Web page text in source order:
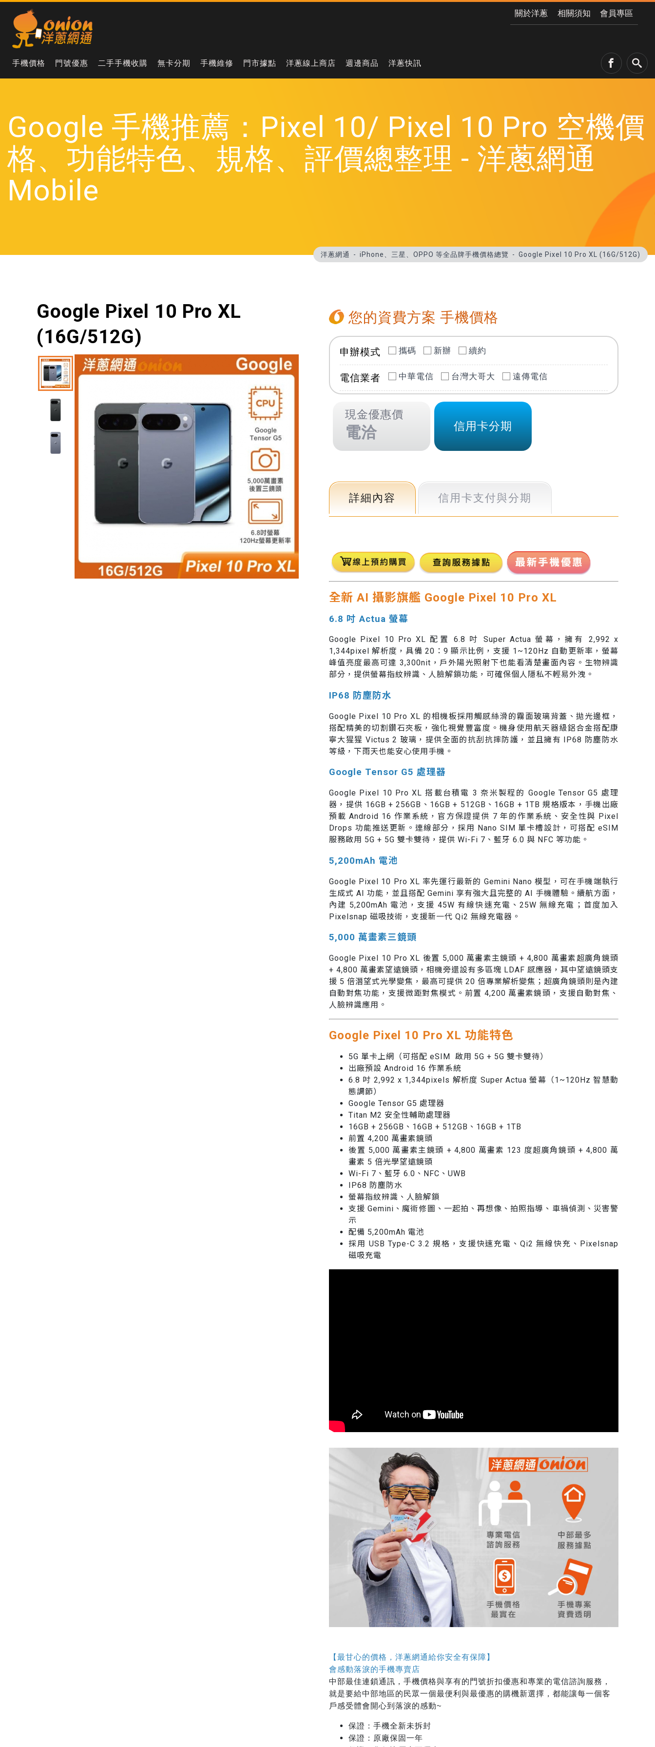
關於洋蔥 相關須知 會員專區
手機價格 門號優惠 二手手機收購 無卡分期 手機維修 門市據點 洋蔥線上商店 週邊商品 洋蔥快訊
Google 手機推薦：Pixel 10/ Pixel 10 Pro 空機價
格、功能特色、規格、評價總整理 - 洋蔥網通
Mobile
洋蔥網通 iPhone、三星、OPPO 等全品牌手機價格總覽 Google Pixel 10 Pro XL (16G/512G)
Google Pixel 10 Pro XL
(16G/512G)
您的資費方案 手機價格
申辦模式 攜碼 新辦 續約
電信業者 中華電信 台灣大哥大 遠傳電信
現金優惠價
電洽 信用卡分期
詳細內容 信用卡支付與分期
全新 AI 攝影旗艦 Google Pixel 10 Pro XL
6.8 吋 Actua 螢幕
Google Pixel 10 Pro XL 配置 6.8 吋 Super Actua 螢幕，擁有 2,992 x
1,344pixel 解析度，具備 20：9 顯示比例，支援 1~120Hz 自動更新率，螢幕
峰值亮度最高可達 3,300nit，戶外陽光照射下也能看清楚畫面內容。生物辨識
部分，提供螢幕指紋辨識、人臉解鎖功能，可確保個人隱私不輕易外洩。
IP68 防塵防水
Google Pixel 10 Pro XL 的相機板採用觸感絲滑的霧面玻璃背蓋、拋光邊框，
搭配精美的切割鑽石夾板，強化視覺豐富度。機身使用航天器級鋁合金搭配康
寧大猩猩 Victus 2 玻璃，提供全面的抗刮抗摔防護，並且擁有 IP68 防塵防水
等級，下雨天也能安心使用手機。
Google Tensor G5 處理器
Google Pixel 10 Pro XL 搭載台積電 3 奈米製程的 Google Tensor G5 處理
器，提供 16GB + 256GB、16GB + 512GB、16GB + 1TB 規格版本，手機出廠
預載 Android 16 作業系統，官方保證提供 7 年的作業系統、安全性與 Pixel
Drops 功能推送更新。連線部分，採用 Nano SIM 單卡槽設計，可搭配 eSIM
服務啟用 5G + 5G 雙卡雙待，提供 Wi-Fi 7、藍牙 6.0 與 NFC 等功能。
5,200mAh 電池
Google Pixel 10 Pro XL 率先運行最新的 Gemini Nano 模型，可在手機端執行
生成式 AI 功能，並且搭配 Gemini 享有強大且完整的 AI 手機體驗。續航方面，
內建 5,200mAh 電池，支援 45W 有線快速充電、25W 無線充電；首度加入
Pixelsnap 磁吸技術，支援新一代 Qi2 無線充電器。
5,000 萬畫素三鏡頭
Google Pixel 10 Pro XL 後置 5,000 萬畫素主鏡頭 + 4,800 萬畫素超廣角鏡頭
+ 4,800 萬畫素望遠鏡頭，相機旁還設有多區塊 LDAF 感應器，其中望遠鏡頭支
援 5 倍潛望式光學變焦，最高可提供 20 倍專業解析變焦；超廣角鏡頭則是內建
自動對焦功能，支援微距對焦模式。前置 4,200 萬畫素鏡頭，支援自動對焦、
人臉辨識應用。
Google Pixel 10 Pro XL 功能特色
5G 單卡上網（可搭配 eSIM 啟用 5G + 5G 雙卡雙待）
出廠預設 Android 16 作業系統
6.8 吋 2,992 x 1,344pixels 解析度 Super Actua 螢幕（1~120Hz 智慧動
態調節）
Google Tensor G5 處理器
Titan M2 安全性輔助處理器
16GB + 256GB、16GB + 512GB、16GB + 1TB
前置 4,200 萬畫素鏡頭
後置 5,000 萬畫素主鏡頭 + 4,800 萬畫素 123 度超廣角鏡頭 + 4,800 萬
畫素 5 倍光學望遠鏡頭
Wi-Fi 7、藍牙 6.0、NFC、UWB
IP68 防塵防水
螢幕指紋辨識、人臉解鎖
支援 Gemini、魔術修圖、一起拍、再想像、拍照指導、車禍偵測、災害警
示
配備 5,200mAh 電池
採用 USB Type-C 3.2 規格，支援快速充電、Qi2 無線快充、Pixelsnap
磁吸充電
【最甘心的價格，洋蔥網通給你安全有保障】
會感動落淚的手機專賣店
中部最佳連鎖通訊，手機價格與享有的門號折扣優惠和專業的電信諮詢服務，
就是要給中部地區的民眾一個最便利與最優惠的購機新選擇，都能讓每一個客
戶感受體會開心到落淚的感動~
保證：手機全新未拆封
保證：原廠保固一年